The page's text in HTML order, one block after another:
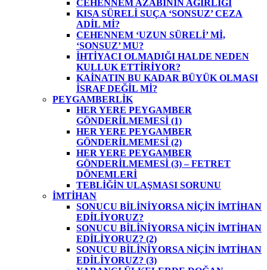
CEHENNEM AZABININ AĞIRLIĞI
KISA SÜRELİ SUÇA ‘SONSUZ’ CEZA
ADİL Mİ?
CEHENNEM ‘UZUN SÜRELİ’ Mİ,
‘SONSUZ’ MU?
İHTİYACI OLMADIĞI HALDE NEDEN
KULLUK ETTİRİYOR?
KAİNATIN BU KADAR BÜYÜK OLMASI
İSRAF DEĞİL Mİ?
PEYGAMBERLİK
HER YERE PEYGAMBER
GÖNDERİLMEMESİ (1)
HER YERE PEYGAMBER
GÖNDERİLMEMESİ (2)
HER YERE PEYGAMBER
GÖNDERİLMEMESİ (3) – FETRET
DÖNEMLERİ
TEBLİĞİN ULAŞMASI SORUNU
İMTİHAN
SONUCU BİLİNİYORSA NİÇİN İMTİHAN
EDİLİYORUZ?
SONUCU BİLİNİYORSA NİÇİN İMTİHAN
EDİLİYORUZ? (2)
SONUCU BİLİNİYORSA NİÇİN İMTİHAN
EDİLİYORUZ? (3)